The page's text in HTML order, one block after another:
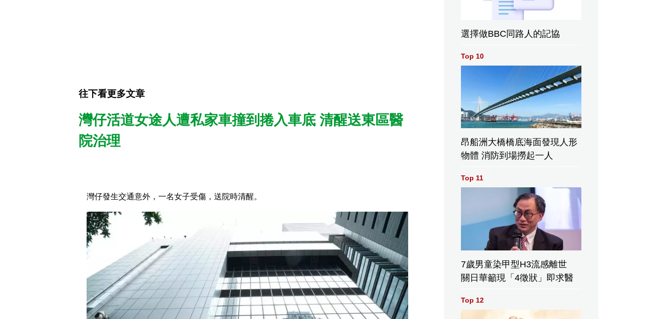
往下看更多文章
灣仔活道女途人遭私家車撞到捲入車底 清醒送東區醫
院治理
灣仔發生交通意外，一名女子受傷，送院時清醒。
選擇做BBC同路人的記協
Top 10
昂船洲大橋橋底海面發現人形
物體 消防到場撈起一人
Top 11
7歲男童染甲型H3流感離世
關日華籲現「4徵狀」即求醫
Top 12